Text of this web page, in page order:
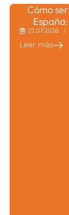
Cómo
22.07.2026
Leer más